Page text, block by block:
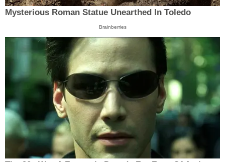
Mysterious Roman Statue Unearthed In Toledo
Brainberries